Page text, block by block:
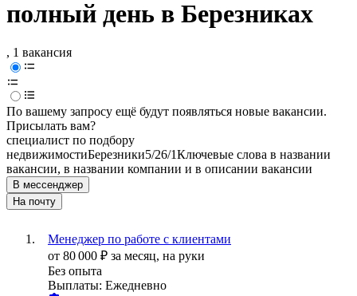
полный день в Березниках
, 1 вакансия
По вашему запросу ещё будут появляться новые вакансии.
Присылать вам?
специалист по подбору
недвижимостиБерезники5/26/1Ключевые слова в названии
вакансии, в названии компании и в описании вакансии
В мессенджер
На почту
Менеджер по работе с клиентами
от 80 000 ₽ за месяц, на руки
Без опыта
Выплаты: Ежедневно